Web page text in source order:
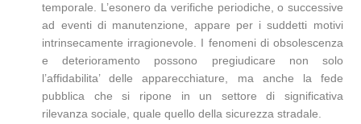
temporale. L’esonero da verifiche periodiche, o successive
ad eventi di manutenzione, appare per i suddetti motivi
intrinsecamente irragionevole. I fenomeni di obsolescenza
e deterioramento possono pregiudicare non solo
l’affidabilita’ delle apparecchiature, ma anche la fede
pubblica che si ripone in un settore di significativa
rilevanza sociale, quale quello della sicurezza stradale.